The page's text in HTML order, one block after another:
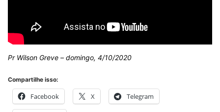
Pr Wilson Greve – domingo, 4/10/2020
Compartilhe isso:
Facebook X Telegram